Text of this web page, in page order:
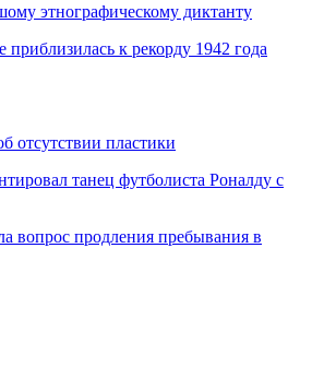
этнографическому диктанту
к рекорду 1942 года
отсутствии пластики
танец футболиста Роналду с
вопрос продления пребывания в